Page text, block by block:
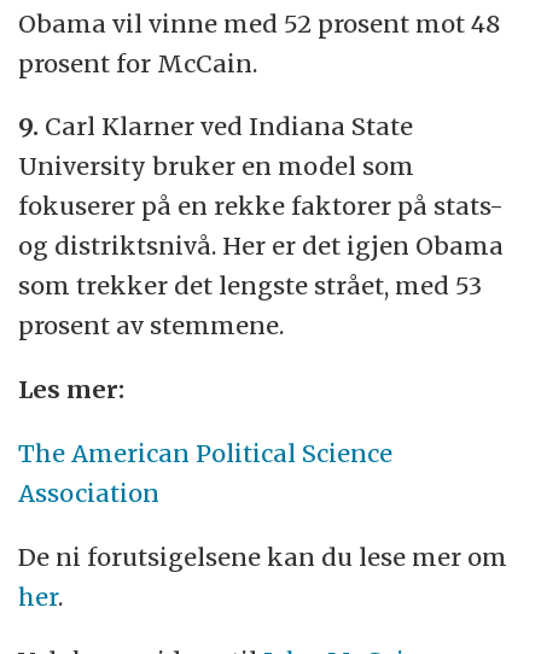
Obama vil vinne med 52 prosent mot 48
prosent for McCain.
9. Carl Klarner ved Indiana State
University bruker en model som
fokuserer på en rekke faktorer på stats-
og distriktsnivå. Her er det igjen Obama
som trekker det lengste strået, med 53
prosent av stemmene.
Les mer:
The American Political Science
Association
De ni forutsigelsene kan du lese mer om
her.